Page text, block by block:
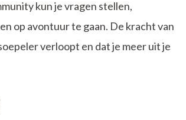
kun je vragen stellen,
op avontuur te gaan. De kracht van
verloopt en dat je meer uit je